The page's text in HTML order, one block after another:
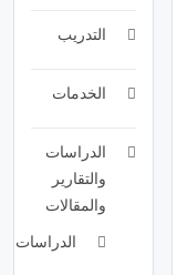
التدريب
الخدمات
الدراسات
والتقارير
والمقالات
الدراسات